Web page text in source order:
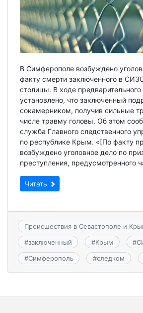
В Симферополе возбуждено
факту смерти заключенного в
столицы. В ходе
установлено, что заключенный
сокамерником, получив сильные
числе травму головы. Об этом
служба Главного следственного
по республике Крым. «[По факту
возбуждено уголовное дело по
преступления, предусмотренного
Читать
Происшествия в Севастополе и
#заключенный #Крым #
#Симферополь #следком